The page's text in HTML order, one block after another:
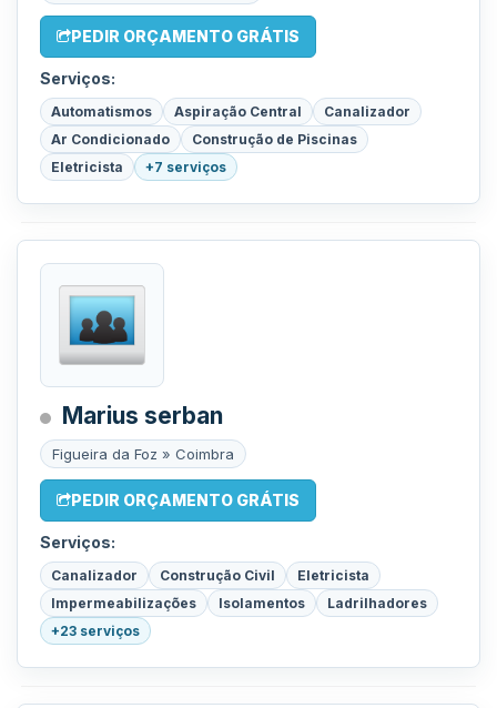
PEDIR ORÇAMENTO GRÁTIS
Serviços:
Automatismos Aspiração Central
Canalizador
Ar Condicionado
Construção de Piscinas
Eletricista
+7 serviços
Marius serban
Figueira da Foz » Coimbra
PEDIR ORÇAMENTO GRÁTIS
Serviços:
Canalizador Construção Civil
Eletricista
Impermeabilizações
Isolamentos
Ladrilhadores
+23 serviços